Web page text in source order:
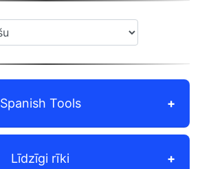
Spanish Tools
Līdzīgi rīki